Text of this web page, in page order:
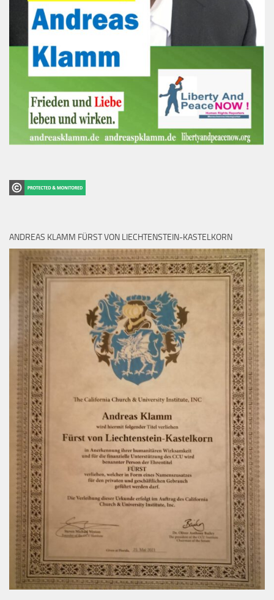
ANDREAS KLAMM FÜRST VON LIECHTENSTEIN-KASTELKORN